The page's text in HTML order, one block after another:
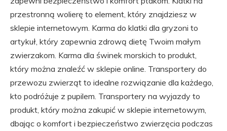
przestronną wolierę to element, który znajdziesz w
sklepie internetowym. Karma do klatki dla gryzoni to
artykuł, który zapewnia zdrową dietę Twoim małym
zwierzakom. Karma dla świnek morskich to produkt,
który można znaleźć w sklepie online. Transportery do
przewozu zwierząt to idealne rozwiązanie dla każdego,
kto podróżuje z pupilem. Transportery na wyjazdy to
produkt, który można zakupić w sklepie internetowym,
dbając o komfort i bezpieczeństwo zwierzęcia podczas